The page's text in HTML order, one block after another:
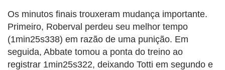
Os minutos finais trouxeram mudança importante.
Primeiro, Roberval perdeu seu melhor tempo
(1min25s338) em razão de uma punição. Em
seguida, Abbate tomou a ponta do treino ao
registrar 1min25s322, deixando Totti em segundo e